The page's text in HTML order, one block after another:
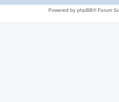
Powered by phpBB® Forum